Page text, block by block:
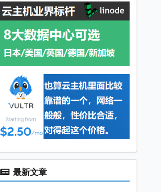
最新文章